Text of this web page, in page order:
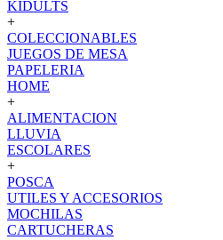
KIDULTS
+
COLECCIONABLES
JUEGOS DE MESA
PAPELERIA
HOME
+
ALIMENTACION
LLUVIA
ESCOLARES
+
POSCA
UTILES Y ACCESORIOS
MOCHILAS
CARTUCHERAS